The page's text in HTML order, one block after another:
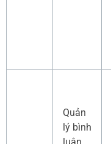
Quản
lý bình